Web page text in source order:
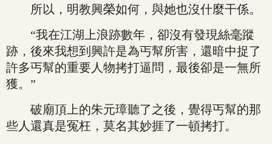
所以，明教興榮如何，與她也沒什麼干係。
“我在江湖上浪跡數年，卻沒有發現絲毫蹤
跡，後來我想到興許是為丐幫所害，還暗中捉了
許多丐幫的重要人物拷打逼問，最後卻是一無所
獲。”
破廟頂上的朱元璋聽了之後，覺得丐幫的那
些人還真是冤枉，莫名其妙捱了一頓拷打。